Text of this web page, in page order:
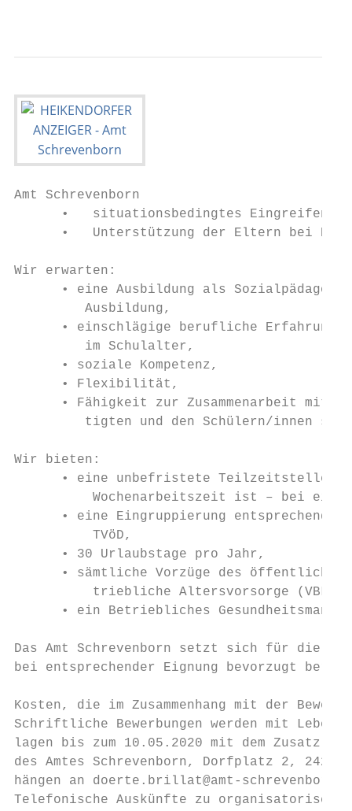
Amt Schrevenborn
•   situationsbedingtes Eingreifen
•   Unterstützung der Eltern bei
Wir erwarten:
• eine Ausbildung als
         Ausbildung,
• einschlägige berufliche
         im Schulalter,
      • soziale Kompetenz,
      • Flexibilität,
• Fähigkeit zur Zusammenarbeit mit
tigten und den Schülern/innen
Wir bieten:
• eine unbefristete Teilzeitstelle
Wochenarbeitszeit ist – bei
• eine Eingruppierung entsprechend
          TVöD,
      • 30 Urlaubstage pro Jahr,
• sämtliche Vorzüge des
          triebliche Altersvorsorge (VBL),
• ein Betriebliches
Das Amt Schrevenborn setzt sich für die
bei entsprechender Eignung bevorzugt
Kosten, die im Zusammenhang mit der
Schriftliche Bewerbungen werden mit
lagen bis zum 10.05.2020 mit dem Zusatz
des Amtes Schrevenborn, Dorfplatz 2,
hängen an doerte.brillat@amt-
Telefonische Auskünfte zu